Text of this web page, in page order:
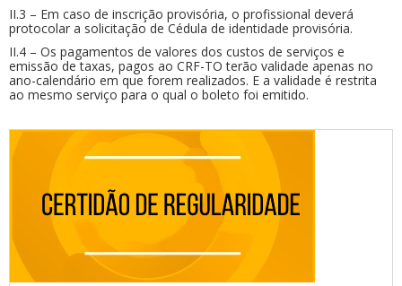
II.3 – Em caso de inscrição provisória, o profissional deverá
protocolar a solicitação de Cédula de identidade provisória.
II.4 – Os pagamentos de valores dos custos de serviços e
emissão de taxas, pagos ao CRF-TO terão validade apenas no
ano-calendário em que forem realizados. E a validade é restrita
ao mesmo serviço para o qual o boleto foi emitido.